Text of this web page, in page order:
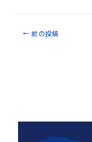
← 前の投稿